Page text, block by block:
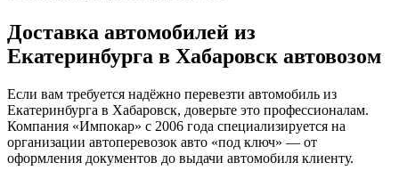
Доставка автомобилей из
Екатеринбурга в Хабаровск автовозом
Если вам требуется надёжно перевезти автомобиль из
Екатеринбурга в Хабаровск, доверьте это профессионалам.
Компания «Импокар» с 2006 года специализируется на
организации автоперевозок авто «под ключ» — от
оформления документов до выдачи автомобиля клиенту.